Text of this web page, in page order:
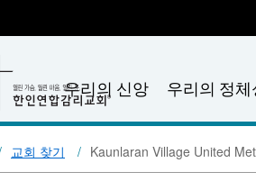
우리의 신앙 우리의 정체
교회 찾기 Kaunlaran Village United